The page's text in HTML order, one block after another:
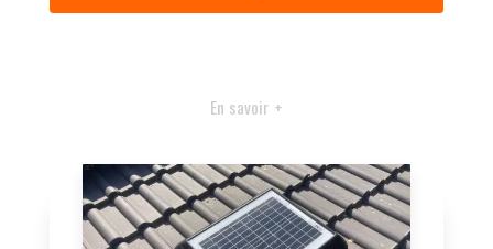
En savoir +